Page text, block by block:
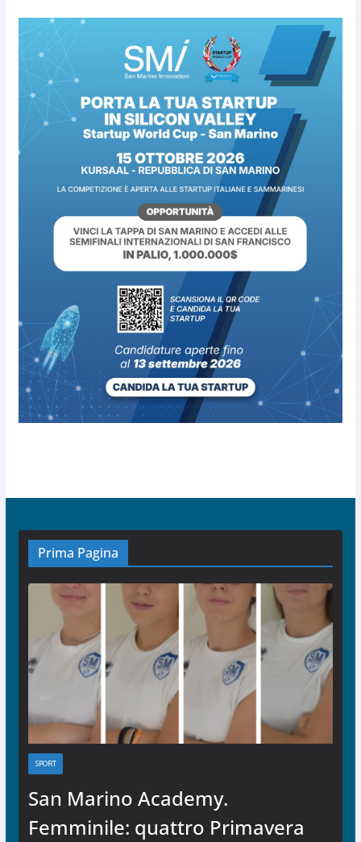
Prima Pagina
SPORT
San Marino Academy.
Femminile: quattro Primavera